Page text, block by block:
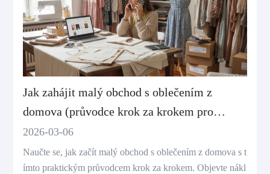
Jak zahájit malý obchod s oblečením z
domova (průvodce krok za krokem pro
začátečníky)
2026-03-06
Naučte se, jak začít malý obchod s oblečením z domova s t
ímto praktickým průvodcem krok za krokem. Objevte nákl